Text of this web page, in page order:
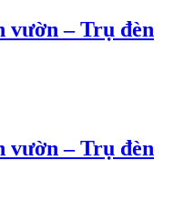
vườn – Trụ đèn
vườn – Trụ đèn